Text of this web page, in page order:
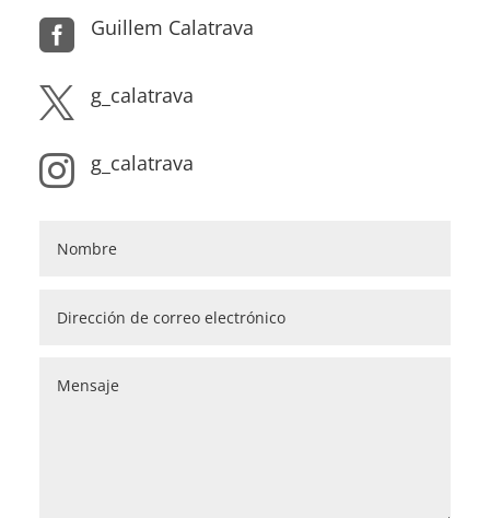
 Guillem Calatrava
 g_calatrava
 g_calatrava